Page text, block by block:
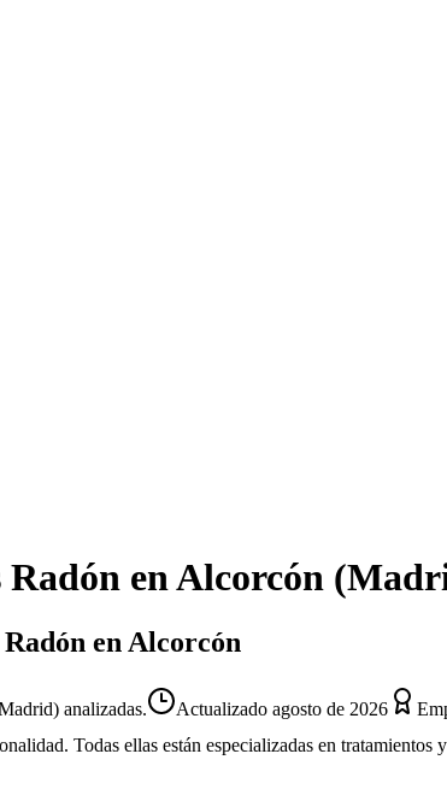
Radón enAlcorcón (
en Alcorcón
analizadas. Actualizado agosto de 2026
Todas ellas están especializadas en tratamientos